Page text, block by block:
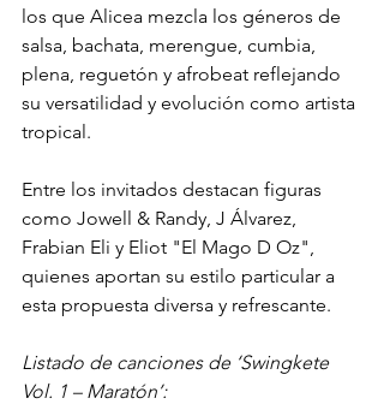
los que Alicea mezcla los géneros de
salsa, bachata, merengue, cumbia,
plena, reguetón y afrobeat reflejando
su versatilidad y evolución como artista
tropical.
Entre los invitados destacan figuras
como Jowell & Randy, J Álvarez,
Frabian Eli y Eliot "El Mago D Oz",
quienes aportan su estilo particular a
esta propuesta diversa y refrescante.
Listado de canciones de ‘Swingkete
Vol. 1 – Maratón’: